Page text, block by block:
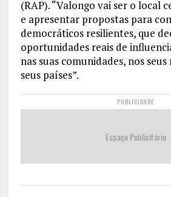
(RAP). “Valongo vai ser o local
e apresentar propostas para
democráticos resilientes, que
oportunidades reais de
nas suas comunidades, nos
seus países”.
PUBLICIDADE
Espaço Publicitário